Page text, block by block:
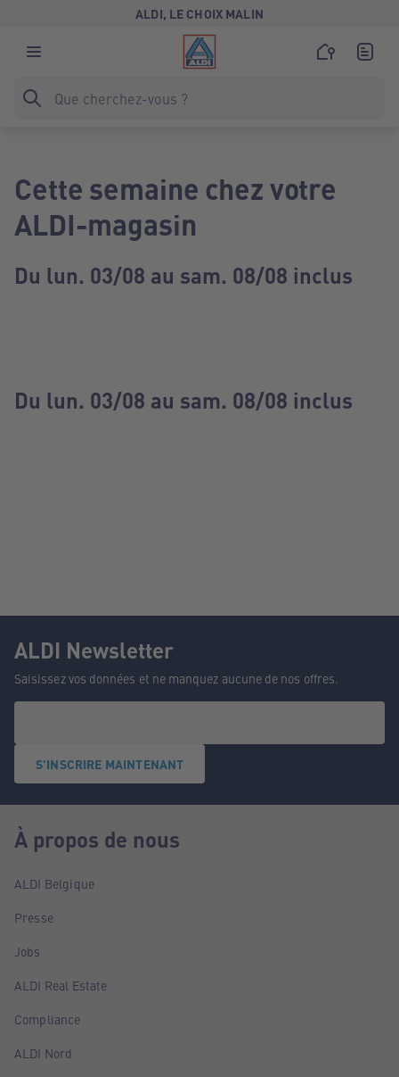
ALDI, LE CHOIX MALIN
Cette semaine chez votre
ALDI-magasin
Du lun. 03/08 au sam. 08/08 inclus
Du lun. 03/08 au sam. 08/08 inclus
ALDI Newsletter
Saisissez vos données et ne manquez aucune de nos offres.
S'INSCRIRE MAINTENANT
À propos de nous
ALDI Belgique
Presse
Jobs
ALDI Real Estate
Compliance
ALDI Nord